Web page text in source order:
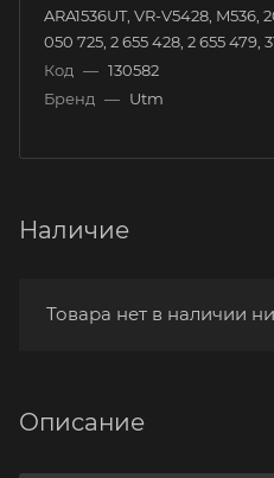
ARA1536UT, VR-V5428, M536,
050 725, 2 655 428, 2 655 479,
Код — 130582
Бренд — Utm
Наличие
Товара нет в наличии
Описание